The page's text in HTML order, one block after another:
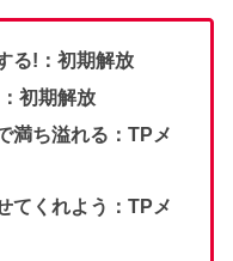
る!：初期解放
初期解放
満ち溢れる：TPメ
てくれよう：TPメ